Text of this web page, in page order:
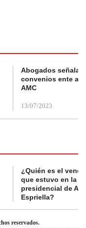
Abogados
convenios ente
AMC
13/07/2023
¿Quién es el
que estuvo en la
presidencial de
Espriella?
reservados.